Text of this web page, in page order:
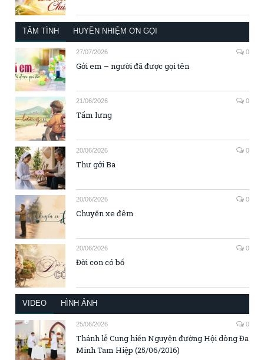
TÂM TÌNH HUYỀN NHIỆM ƠN GỌI
27/07/2026 0
Gởi em – người đã được gọi tên
21/06/2026 0
Tấm lưng
20/06/2026 0
Thư gởi Ba
20/06/2026 0
Chuyến xe đêm
20/06/2026 0
Đời con có bố
VIDEO HÌNH ẢNH
25/06/2026 0
Thánh lễ Cung hiến Nguyện đường Hội dòng Đa
Minh Tam Hiệp (25/06/2016)